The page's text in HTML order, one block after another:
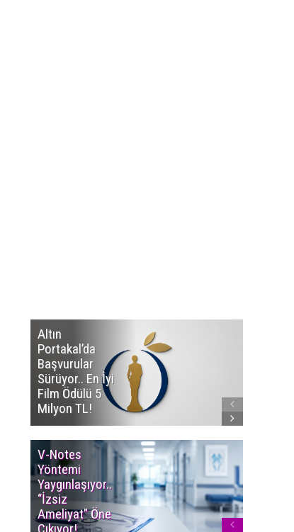
Altın
Portakal’da
Başvurular
Sürüyor.. En İyi
Film Ödülü 5
Milyon TL!
V-Notes
Yöntemi
Yaygınlaşıyor..
“İzsiz
Ameliyat” Öne